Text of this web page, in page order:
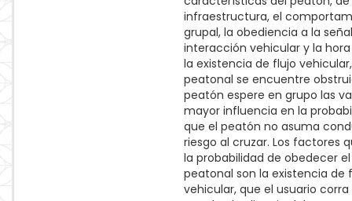
infraestructura, el
grupal, la obediencia a la
interacción vehicular y la hora
la existencia de flujo
peatonal se encuentre
peatón espere en grupo las
mayor influencia en la
que el peatón no asuma
riesgo al cruzar. Los factores
la probabilidad de obedecer
peatonal son la existencia de
vehicular, que el usuario corra